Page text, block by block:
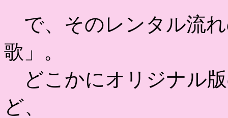
で、そのレンタル流
歌」。
どこかにオリジナル
ど、